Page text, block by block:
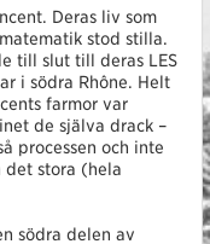
Deras liv som
stod stilla.
till slut till deras LES
i södra Rhône. Helt
farmor var
de själva drack –
processen och inte
stora (hela
södra delen av